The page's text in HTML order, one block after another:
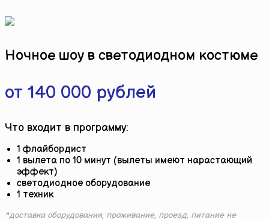
Ночное шоу в светодиодном костюме
от 140 000 рублей
Что входит в программу:
1 флайбордист
1 вылета по 10 минут (вылеты имеют нарастающий
эффект)
светодиодное оборудование
1 техник
*доставка оборудования, проживание, проезд, питание не